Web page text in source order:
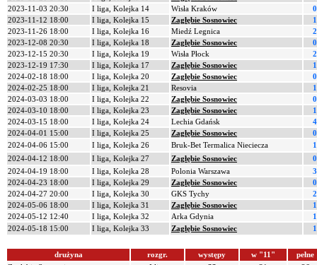
2023-11-03 20:30
I liga, Kolejka 14 Wisła Kraków
2023-11-12 18:00
I liga, Kolejka 15 Zagłębie Sosnowiec
2023-11-26 18:00
I liga, Kolejka 16 Miedź Legnica
2023-12-08 20:30
I liga, Kolejka 18 Zagłębie Sosnowiec
2023-12-15 20:30
I liga, Kolejka 19 Wisła Płock
2023-12-19 17:30
I liga, Kolejka 17 Zagłębie Sosnowiec
2024-02-18 18:00
I liga, Kolejka 20 Zagłębie Sosnowiec
2024-02-25 18:00
I liga, Kolejka 21 Resovia
2024-03-03 18:00
I liga, Kolejka 22 Zagłębie Sosnowiec
2024-03-10 18:00
I liga, Kolejka 23 Zagłębie Sosnowiec
2024-03-15 18:00
I liga, Kolejka 24 Lechia Gdańsk
2024-04-01 15:00
I liga, Kolejka 25 Zagłębie Sosnowiec
2024-04-06 15:00
I liga, Kolejka 26 Bruk-Bet Termalica Nieciecza
2024-04-12 18:00
I liga, Kolejka 27 Zagłębie Sosnowiec
2024-04-19 18:00
I liga, Kolejka 28 Polonia Warszawa
2024-04-23 18:00
I liga, Kolejka 29 Zagłębie Sosnowiec
2024-04-27 20:00
I liga, Kolejka 30 GKS Tychy
2024-05-06 18:00
I liga, Kolejka 31 Zagłębie Sosnowiec
2024-05-12 12:40
I liga, Kolejka 32 Arka Gdynia
2024-05-18 15:00
I liga, Kolejka 33 Zagłębie Sosnowiec
drużyna rozgr. występy w "11"
pełne